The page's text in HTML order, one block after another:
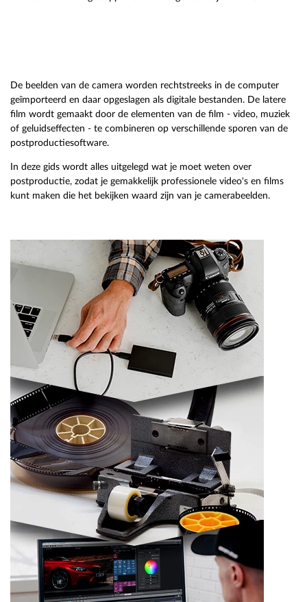
De beelden van de camera worden rechtstreeks in de computer
geïmporteerd en daar opgeslagen als digitale bestanden. De latere
film wordt gemaakt door de elementen van de film - video, muziek
of geluidseffecten - te combineren op verschillende sporen van de
postproductiesoftware.
In deze gids wordt alles uitgelegd wat je moet weten over
postproductie, zodat je gemakkelijk professionele video's en films
kunt maken die het bekijken waard zijn van je camerabeelden.